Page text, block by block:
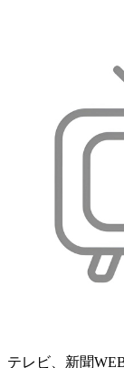
テレビ、新聞